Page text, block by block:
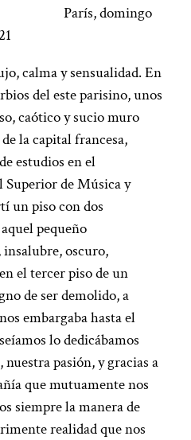
París, domingo
calma y sensualidad. En
del este parisino, unos
caótico y sucio muro
la capital francesa,
estudios en el
de Música y
un piso con dos
pequeño
oscuro,
el tercer piso de un
de ser demolido, a
embargaba hasta el
lo dedicábamos
pasión, y gracias a
que mutuamente nos
siempre la manera de
realidad que nos